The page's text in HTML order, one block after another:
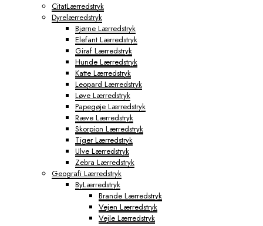
Japan Fototapeter
Kenya Fototapeter
Tyskland Fototapeter
Verdens Byfototapeter
Boston Fototapeter
Chicago Fototapeter
Los Angeles Fototapeter
Miami Fototapeter
New York City Fototapeter
Philadelphia Fototapeter
San Francisco Fototapeter
Shanghai Fototapeter
Sydney Fototapeter
Tokyo Fototapeter
Verdenskort Fototapeter
CitatLærredstryk
Dyrelærredstryk
Bjørne Lærredstryk
Elefant Lærredstryk
Giraf Lærredstryk
Hunde Lærredstryk
Katte Lærredstryk
Leopard Lærredstryk
Løve Lærredstryk
Papegøje Lærredstryk
Ræve Lærredstryk
Skorpion Lærredstryk
Tiger Lærredstryk
Ulve Lærredstryk
Zebra Lærredstryk
Geografi Lærredstryk
ByLærredstryk
Brande Lærredstryk
Vejen Lærredstryk
Vejle Lærredstryk